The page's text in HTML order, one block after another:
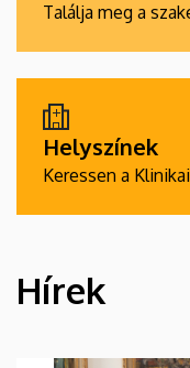
Találja meg a
Helyszínek
Keressen a
HÍREK
Hírek